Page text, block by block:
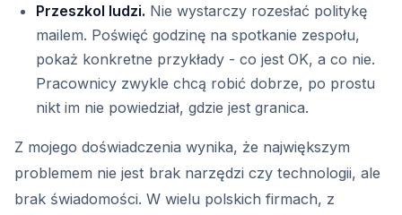
Przeszkol ludzi. Nie wystarczy rozesłać politykę
mailem. Poświęć godzinę na spotkanie zespołu,
pokaż konkretne przykłady - co jest OK, a co nie.
Pracownicy zwykle chcą robić dobrze, po prostu
nikt im nie powiedział, gdzie jest granica.
Z mojego doświadczenia wynika, że największym
problemem nie jest brak narzędzi czy technologii, ale
brak świadomości. W wielu polskich firmach, z